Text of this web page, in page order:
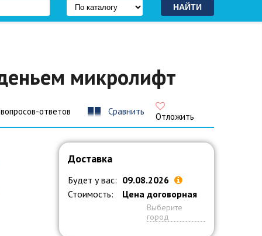
микролифт
ответов Сравнить Отложить
Доставка
Будет у вас: 09.08.2026
Стоимость:
Цена договорная
Выберите
город